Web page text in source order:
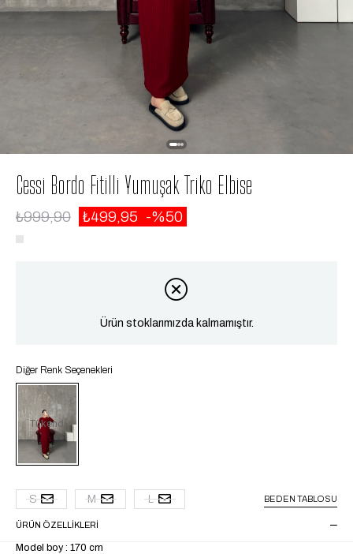
Cessi Bordo Fitilli Yumuşak Triko Elbise
₺999,90 ₺499,95 50
Ürün stoklarımızda kalmamıştır.
Diğer Renk Seçenekleri
Tükendi
S M L BEDEN TABLOSU
ÜRÜN ÖZELLIKLERI
Model boy : 170 cm